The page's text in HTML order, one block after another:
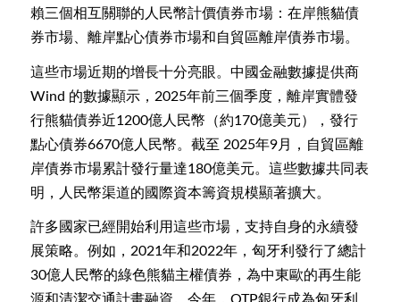
賴三個相互關聯的人民幣計價債券市場：在岸熊貓債
券市場、離岸點心債券市場和自貿區離岸債券市場。
這些市場近期的增長十分亮眼。中國金融數據提供商
Wind 的數據顯示，2025年前三個季度，離岸實體發
行熊貓債券近1200億人民幣（約170億美元），發行
點心債券6670億人民幣。截至 2025年9月，自貿區離
岸債券市場累計發行量達180億美元。這些數據共同表
明，人民幣渠道的國際資本籌資規模顯著擴大。
許多國家已經開始利用這些市場，支持自身的永續發
展策略。例如，2021年和2022年，匈牙利發行了總計
30億人民幣的綠色熊貓主權債券，為中東歐的再生能